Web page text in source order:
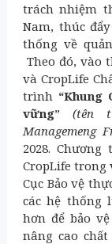
trách nhiệm
Nam, thúc
thống về
Theo đó, vào
và CropLife
trình “Khung
vững” (tên
Managemeng
2028.
CropLife trong
Cục Bảo vệ
các hệ thống
hơn để bảo
nâng cao